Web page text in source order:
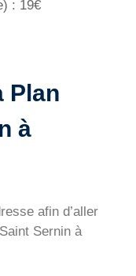
: 19€
Plan
à
afin d’aller
Sernin à